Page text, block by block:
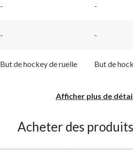
- -
- -
But de hockey de ruelle But de
Afficher plus de
Acheter des